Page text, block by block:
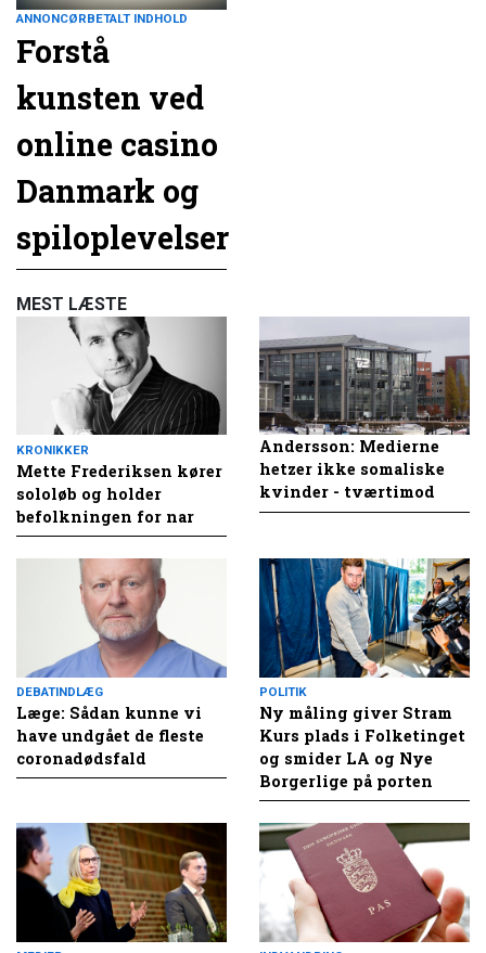
ANNONCØRBETALT INDHOLD
Forstå
kunsten ved
online casino
Danmark og
spiloplevelser
MEST LÆSTE
KRONIKKER
Mette Frederiksen kører
sololøb og holder
befolkningen for nar
Andersson: Medierne
hetzer ikke somaliske
kvinder - tværtimod
DEBATINDLÆG
Læge: Sådan kunne vi
have undgået de fleste
coronadødsfald
POLITIK
Ny måling giver Stram
Kurs plads i Folketinget
og smider LA og Nye
Borgerlige på porten